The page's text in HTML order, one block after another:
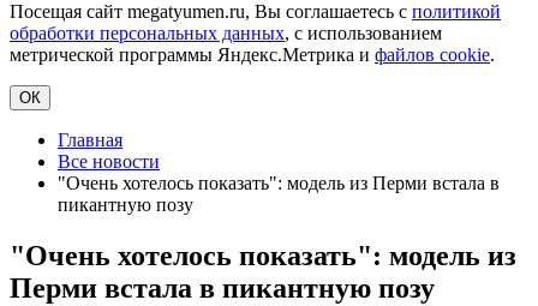
Посещая сайт megatyumen.ru, Вы соглашаетесь с политикой
обработки персональных данных, с использованием
метрической программы Яндекс.Метрика и файлов cookie.
ОК
Главная
Все новости
"Очень хотелось показать": модель из Перми встала в
пикантную позу
"Очень хотелось показать": модель из
Перми встала в пикантную позу